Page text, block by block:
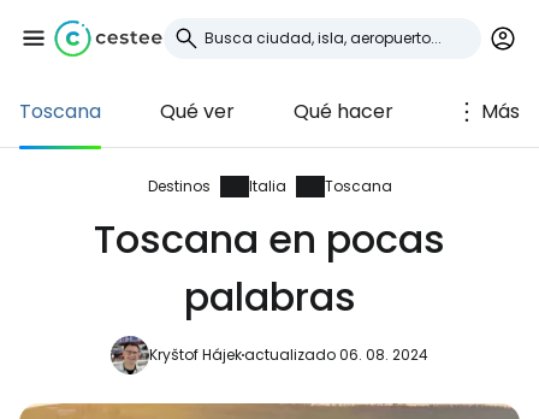
Toscana Qué ver Qué hacer Más
Destinos Italia Toscana
Toscana en pocas
palabras
Kryštof Hájekactualizado 06. 08. 2024
Iniciar sesión en
Cestee
... la comunidad mundial de viajeros
Continuar con Google